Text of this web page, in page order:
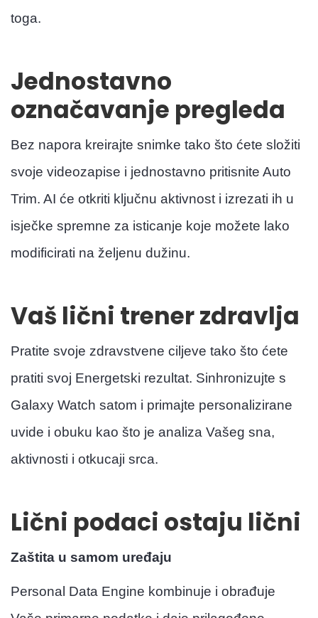
toga.
Jednostavno
označavanje pregleda
Bez napora kreirajte snimke tako što ćete složiti
svoje videozapise i jednostavno pritisnite Auto
Trim. AI će otkriti ključnu aktivnost i izrezati ih u
isječke spremne za isticanje koje možete lako
modificirati na željenu dužinu.
Vaš lični trener zdravlja
Pratite svoje zdravstvene ciljeve tako što ćete
pratiti svoj Energetski rezultat. Sinhronizujte s
Galaxy Watch satom i primajte personalizirane
uvide i obuku kao što je analiza Vašeg sna,
aktivnosti i otkucaji srca.
Lični podaci ostaju lični
Zaštita u samom uređaju
Personal Data Engine kombinuje i obrađuje